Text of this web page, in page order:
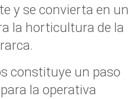
y se convierta en un
la horticultura de la
constituye un paso
la operativa